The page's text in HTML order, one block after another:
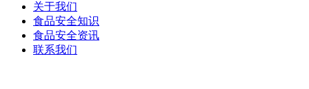
关于我们
食品安全知识
食品安全资讯
联系我们